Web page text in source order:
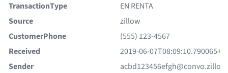
TransactionType
EN RENTA
Source
zillow
CustomerPhone
(555) 123-4567
Received
2019-06-
Sender